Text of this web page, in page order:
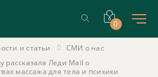
0
и статьи
СМИ о нас
рассказала Леди Mail о
массажа для тела и психики